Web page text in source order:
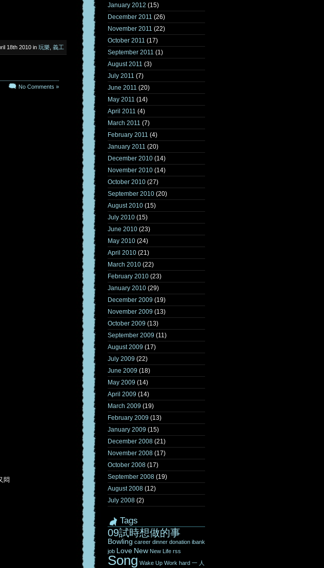
18th 2010 in 玩樂 義工
No Comments »
悶
January 2012 (15)
December 2011 (26)
November 2011 (22)
October 2011 (17)
September 2011 (1)
August 2011 (3)
July 2011 (7)
June 2011 (20)
May 2011 (14)
April 2011 (4)
March 2011 (7)
February 2011 (4)
January 2011 (20)
December 2010 (14)
November 2010 (14)
October 2010 (27)
September 2010 (20)
August 2010 (15)
July 2010 (15)
June 2010 (23)
May 2010 (24)
April 2010 (21)
March 2010 (22)
February 2010 (23)
January 2010 (29)
December 2009 (19)
November 2009 (13)
October 2009 (13)
September 2009 (11)
August 2009 (17)
July 2009 (22)
June 2009 (18)
May 2009 (14)
April 2009 (14)
March 2009 (19)
February 2009 (13)
January 2009 (15)
December 2008 (21)
November 2008 (17)
October 2008 (17)
September 2008 (19)
August 2008 (12)
July 2008 (2)
Tags
09試時想做的事
Bowling career dinner donation ibank
job Love New New Life rss
Song Wake Up Work hard 一 人